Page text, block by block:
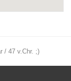
/ 47 v.Chr. ;)